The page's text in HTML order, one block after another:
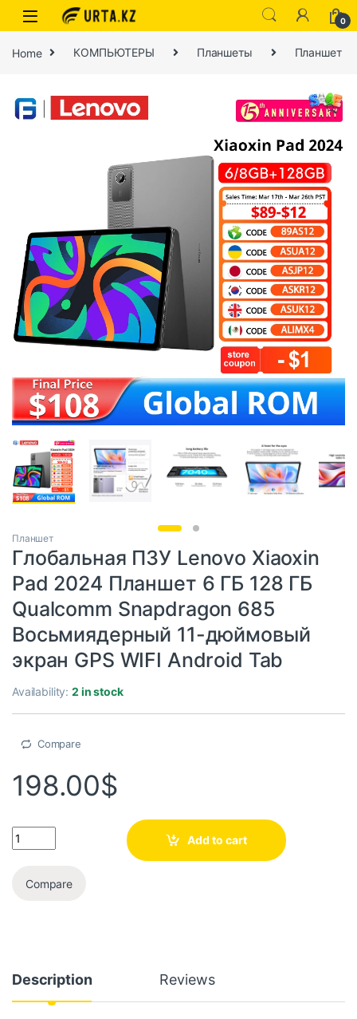
0
Home КОМПЬЮТЕРЫ Планшеты Планшет
🔍
Планшет
Глобальная ПЗУ Lenovo Xiaoxin
Pad 2024 Планшет 6 ГБ 128 ГБ
Qualcomm Snapdragon 685
Восьмиядерный 11-дюймовый
экран GPS WIFI Android Tab
Availability:2 in stock
Compare
198.00$
Add to cart
Compare
Description Reviews